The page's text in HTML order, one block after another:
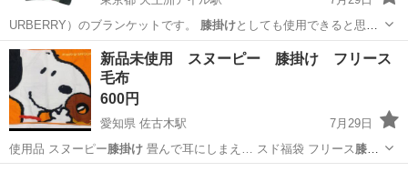
URBERRY）のブランケットです。
膝掛けとしても使用できると思い
ます。 【カ…
東京 港区 天王洲アイル駅 小物
新品未使用 スヌーピー 膝掛け フリース
毛布
600円
愛知県 佐古木駅
7月29日
使用品 スヌーピー膝掛け畳んで耳にしまえ… スド福袋 フリース 膝掛
け